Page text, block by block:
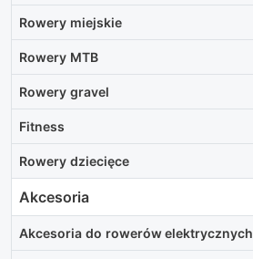
Rowery miejskie
Rowery MTB
Rowery gravel
Fitness
Rowery dziecięce
Akcesoria
Akcesoria do rowerów elektrycznych